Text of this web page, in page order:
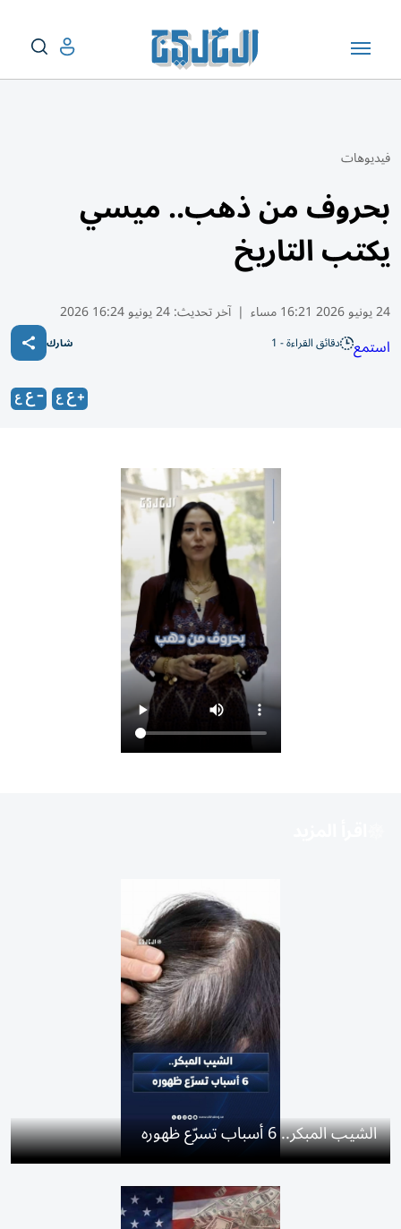
فيديوهات
بحروف من ذهب.. ميسي
يكتب التاريخ
24 يونيو 2026 16:21 مساء | آخر تحديث:24 يونيو 16:24 2026
استمع دقائق القراءة - 1 شارك
الشيب المبكر.. 6 أسباب تسرّع ظهوره